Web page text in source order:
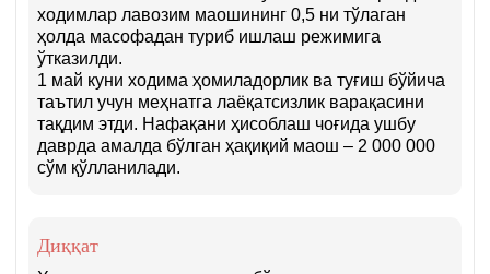
ходимлар лавозим маошининг 0,5 ни тўлаган
ҳолда масофадан туриб ишлаш режимига
ўтказилди.
1 май куни ходима ҳомиладорлик ва туғиш бўйича
таътил учун меҳнатга лаёқатсизлик варақасини
тақдим этди. Нафақани ҳисоблаш чоғида ушбу
даврда амалда бўлган ҳақиқий маош – 2 000 000
сўм қўлланилади.
Диққат